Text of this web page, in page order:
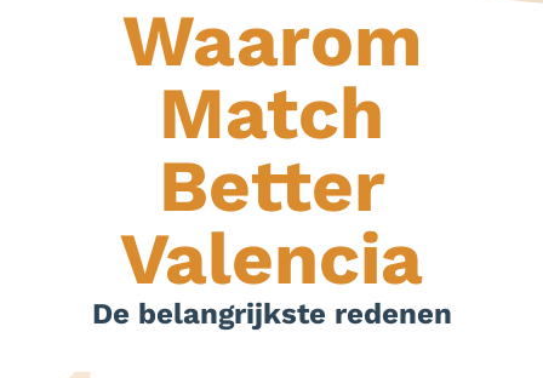
Waarom
Match
Better
Valencia
De belangrijkste redenen